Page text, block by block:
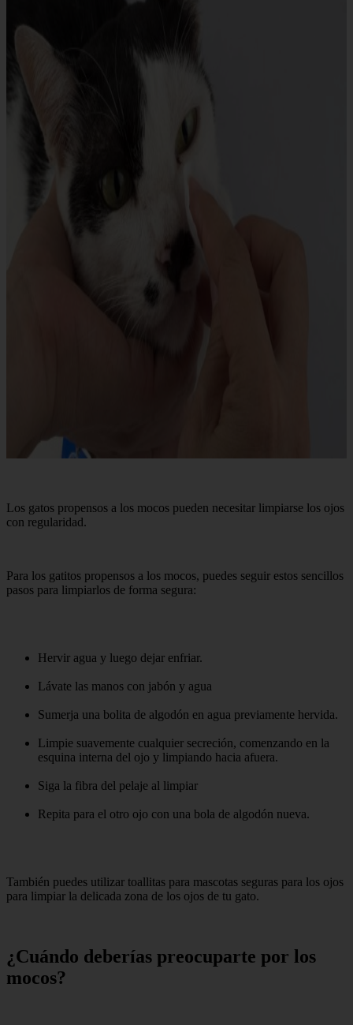
Los gatos propensos a los mocos pueden necesitar limpiarse los ojos
con regularidad.
Para los gatitos propensos a los mocos, puedes seguir estos sencillos
pasos para limpiarlos de forma segura:
Hervir agua y luego dejar enfriar.
Lávate las manos con jabón y agua
Sumerja una bolita de algodón en agua previamente hervida.
Limpie suavemente cualquier secreción, comenzando en la
esquina interna del ojo y limpiando hacia afuera.
Siga la fibra del pelaje al limpiar
Repita para el otro ojo con una bola de algodón nueva.
También puedes utilizar toallitas para mascotas seguras para los ojos
para limpiar la delicada zona de los ojos de tu gato.
¿Cuándo deberías preocuparte por los
mocos?